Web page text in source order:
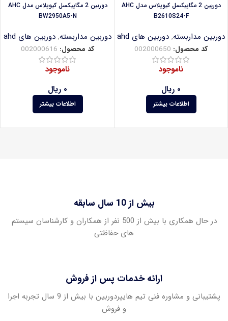
دوربین 2 مگاپیکسل کیوپلاس مدل AHC
B2610S24-F
دوربین مداربسته, دوربین های ahd
کد محصول: 002000650
ناموجود
۰ ریال
اطلاعات بیشتر
دوربین 2 مگاپیکسل کیوپلاس مدل AHC
BW2950A5-N
دوربین مداربسته, دوربین های ahd
کد محصول: 002000616
ناموجود
۰ ریال
اطلاعات بیشتر
بیش از 10 سال سابقه
در حال همکاری با بیش از 500 نفر از همکاران و کارشناسان سیستم
های حفاظتی
ارائه خدمات پس از فروش
پشتیبانی و مشاوره فنی تیم هایپردوربین با بیش از 9 سال تجربه اجرا
و فروش